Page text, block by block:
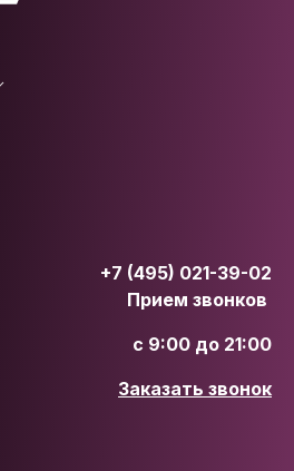
+7 (495) 021-39-02
Прием звонков
с 9:00 до 21:00
Заказать звонок